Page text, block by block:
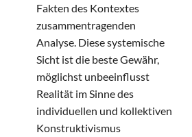
Fakten des Kontextes
zusammentragenden
Analyse. Diese systemische
Sicht ist die beste Gewähr,
möglichst unbeeinflusst
Realität im Sinne des
individuellen und kollektiven
Konstruktivismus